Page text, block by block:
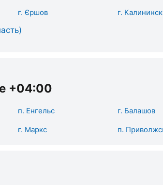
г. Єршов г. Калининск
+04:00
п. Енгельс г. Балашов
г. Маркс п.